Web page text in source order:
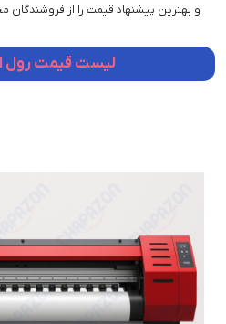
و بهترین پیشنهاد قیمت را از فروشندگان
لیست قیمت رول